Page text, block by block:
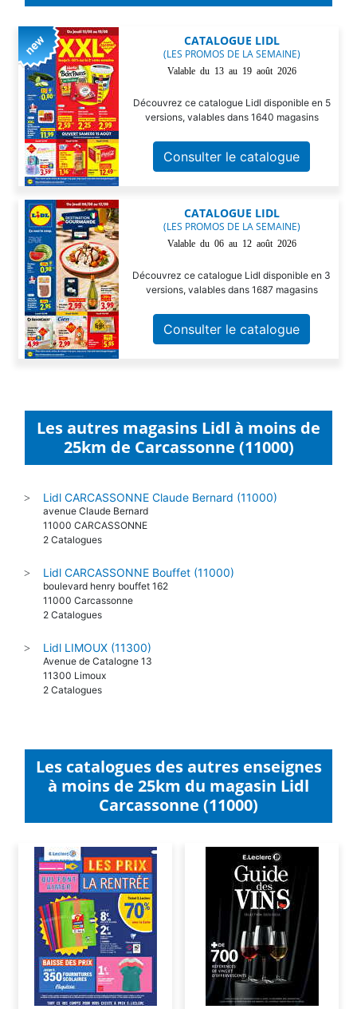
CATALOGUE LIDL
(LES PROMOS DE LA SEMAINE)
Valable du 13 au 19 août 2026
Découvrez ce catalogue Lidl disponible en 5
versions, valables dans 1640 magasins
Consulter le catalogue
CATALOGUE LIDL
(LES PROMOS DE LA SEMAINE)
Valable du 06 au 12 août 2026
Découvrez ce catalogue Lidl disponible en 3
versions, valables dans 1687 magasins
Consulter le catalogue
Les autres magasins Lidl à moins de
25km de Carcassonne (11000)
> Lidl CARCASSONNE Claude Bernard (11000)
avenue Claude Bernard
11000 CARCASSONNE
2 Catalogues
> Lidl CARCASSONNE Bouffet (11000)
boulevard henry bouffet 162
11000 Carcassonne
2 Catalogues
> Lidl LIMOUX (11300)
Avenue de Catalogne 13
11300 Limoux
2 Catalogues
Les catalogues des autres enseignes
à moins de 25km du magasin Lidl
Carcassonne (11000)